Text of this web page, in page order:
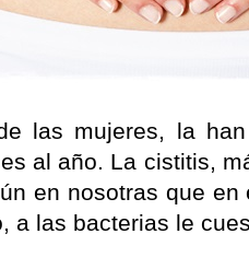
las mujeres, la
al año. La cistitis,
en nosotras que
a las bacterias le